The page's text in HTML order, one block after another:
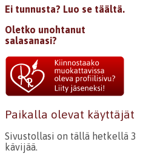
Ei tunnusta? Luo se täältä.
Oletko unohtanut
salasanasi?
Paikalla olevat käyttäjät
Sivustollasi on tällä hetkellä 3
kävijää.